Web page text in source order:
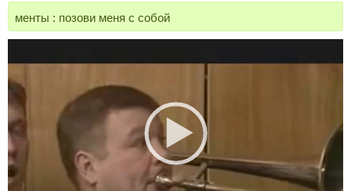
менты : позови меня с собой